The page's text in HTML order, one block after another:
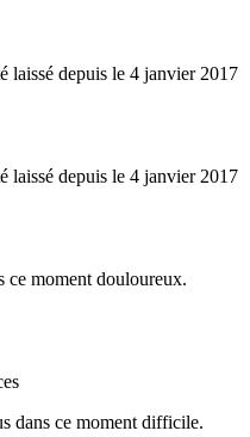
laissé depuis le 4 janvier 2017
laissé depuis le 4 janvier 2017
ce moment douloureux.
dans ce moment difficile.